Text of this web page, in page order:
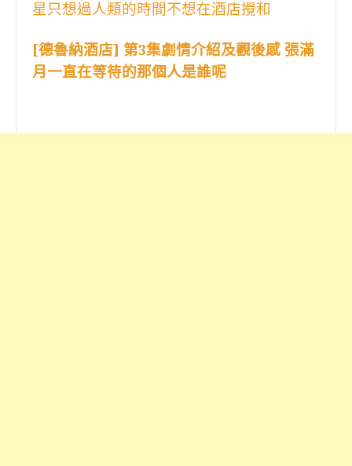
星只想過人類的時間不想在酒店攪和
[德魯納酒店] 第3集劇情介紹及觀後感 張滿
月一直在等待的那個人是誰呢